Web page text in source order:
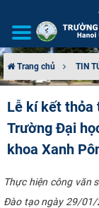
CƠ CẤU TỔ
ĐÀO TẠO
Trang chủ TIN
Lễ kí kết thỏa
Trường Đại
khoa Xanh
Thực hiện công văn
Đào tạo ngày 29/01/